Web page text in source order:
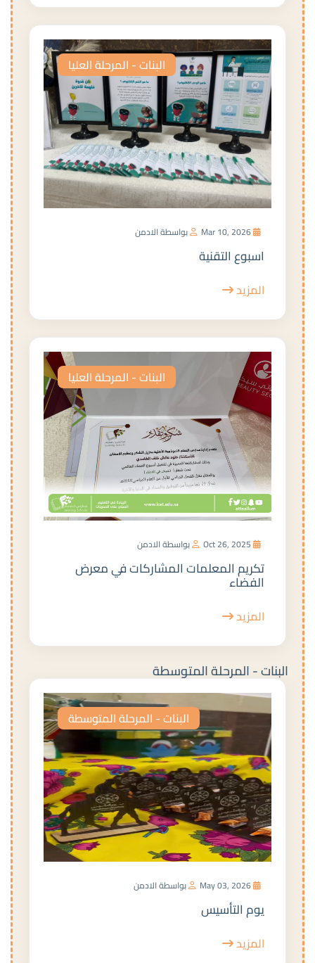
البنات - المرحلة العليا
بواسطة الادمن
اسبوع التقنية
المزيد
البنات - المرحلة العليا
بواسطة الادمن
تكريم المعلمات المشاركات في معرض
الفضاء
المزيد
البنات - المرحلة المتوسطة
البنات - المرحلة المتوسطة
بواسطة الادمن
يوم التأسيس
المزيد